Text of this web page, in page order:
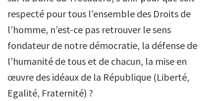
respecté pour tous l’ensemble des Droits de
l’homme, n’est-ce pas retrouver le sens
fondateur de notre démocratie, la défense de
l’humanité de tous et de chacun, la mise en
œuvre des idéaux de la République (Liberté,
Egalité, Fraternité) ?